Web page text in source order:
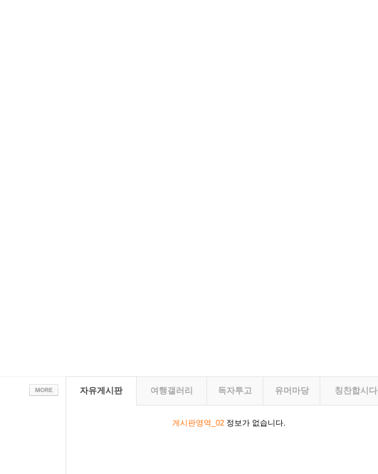
자유게시판 여행갤러리 독자투고 유머마당 칭찬합시다
게시판영역_02정보가 없습니다.